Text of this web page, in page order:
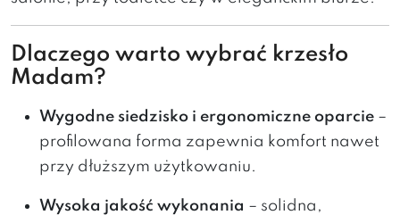
Dlaczego warto wybrać krzesło
Madam?
Wygodne siedzisko i ergonomiczne oparcie –
profilowana forma zapewnia komfort nawet
przy dłuższym użytkowaniu.
Wysoka jakość wykonania – solidna,